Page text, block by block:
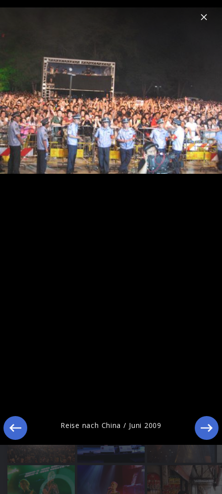
Menu
Home News Musik Videos
Aus lauter Liebe 2011
Reise nach China / Juni 2009